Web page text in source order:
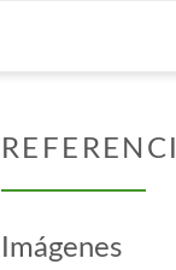
Imágenes